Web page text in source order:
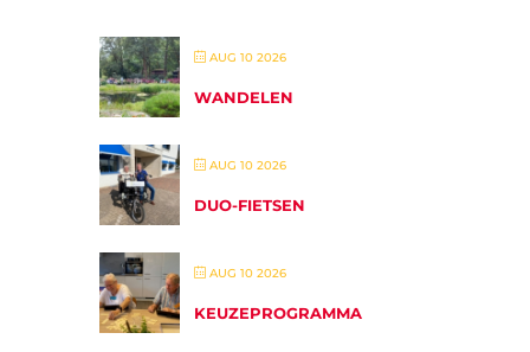
AUG 10 2026
WANDELEN
AUG 10 2026
DUO-FIETSEN
AUG 10 2026
KEUZEPROGRAMMA